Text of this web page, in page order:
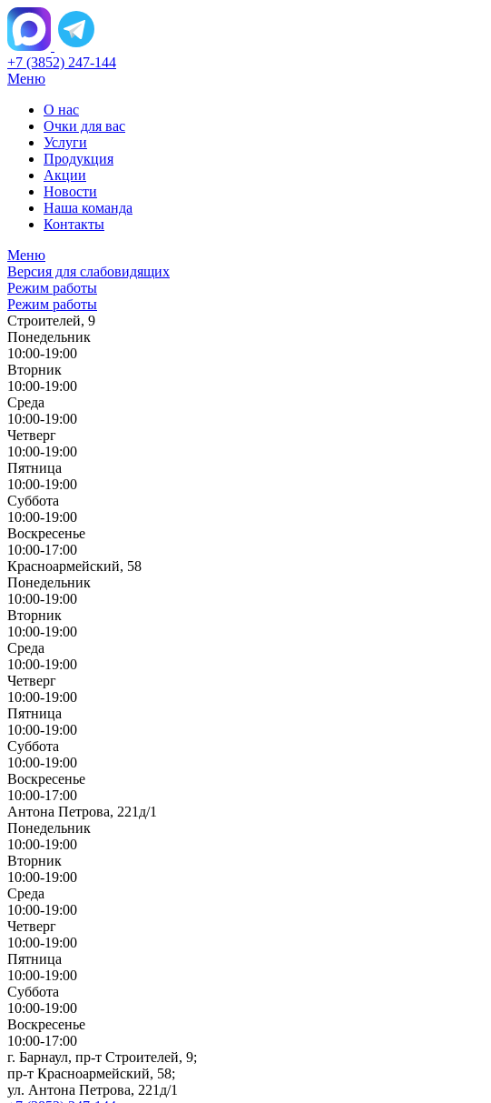
+7 (3852) 247-144
Меню
О нас
Очки для вас
Услуги
Продукция
Акции
Новости
Наша команда
Контакты
Меню
Версия для слабовидящих
Режим работы
Режим работы
Строителей, 9
Понедельник
10:00-19:00
Вторник
10:00-19:00
Среда
10:00-19:00
Четверг
10:00-19:00
Пятница
10:00-19:00
Суббота
10:00-19:00
Воскресенье
10:00-17:00
Красноармейский, 58
Понедельник
10:00-19:00
Вторник
10:00-19:00
Среда
10:00-19:00
Четверг
10:00-19:00
Пятница
10:00-19:00
Суббота
10:00-19:00
Воскресенье
10:00-17:00
Антона Петрова, 221д/1
Понедельник
10:00-19:00
Вторник
10:00-19:00
Среда
10:00-19:00
Четверг
10:00-19:00
Пятница
10:00-19:00
Суббота
10:00-19:00
Воскресенье
10:00-17:00
г. Барнаул, пр-т Строителей, 9;
пр-т Красноармейский, 58;
ул. Антона Петрова, 221д/1